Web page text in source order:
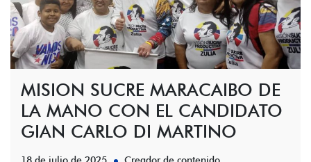
MISION SUCRE MARACAIBO DE
LA MANO CON EL CANDIDATO
GIAN CARLO DI MARTINO